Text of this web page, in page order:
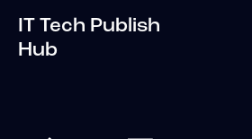
IT Tech Publish
Hub